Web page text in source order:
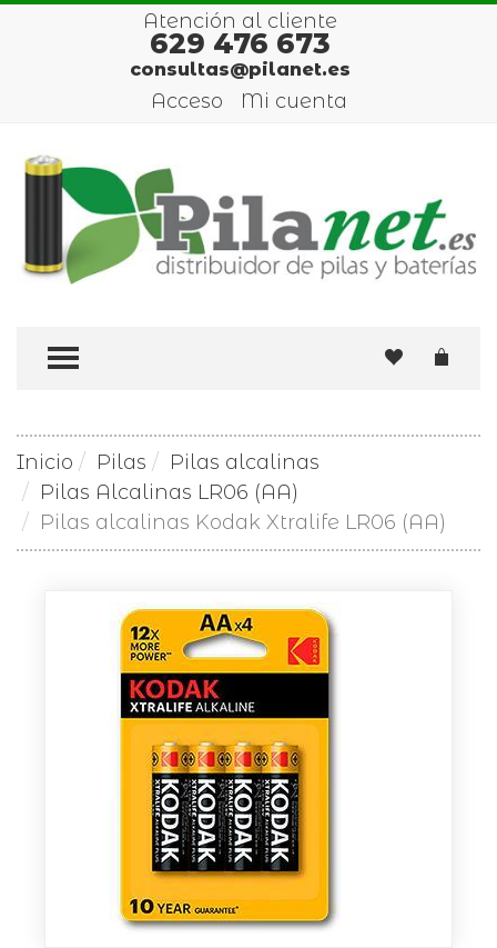
Atención al cliente
629 476 673
consultas@pilanet.es
Acceso Mi cuenta
TOGGLE MENU
Inicio Pilas
Pilas alcalinas
Pilas Alcalinas LR06 (AA)
Pilas alcalinas Kodak Xtralife LR06 (AA)